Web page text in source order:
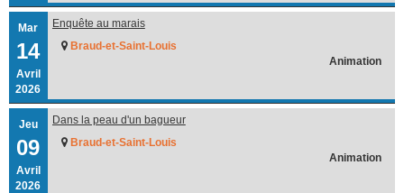
Mar
14
Avril
2026
Enquête au marais
Braud-et-Saint-Louis
Animation
Jeu
09
Avril
2026
Dans la peau d'un bagueur
Braud-et-Saint-Louis
Animation